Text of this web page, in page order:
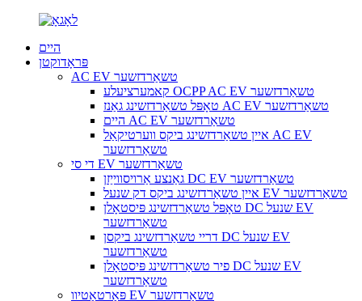
היים
פּראָדוקטן
AC EV טשאַרדזשער
קאמערציעלע OCPP AC EV טשאַרדזשער
טאָפּל טשאַרדזשינג גאַנז AC EV טשאַרדזשער
היים AC EV טשאַרדזשער
איין טשאַרדזשינג ביקס ווערטיקאַל AC EV
טשאַרדזשער
די סי EV טשאַרדזשער
גאַנצע אַרויסווייַזן DC EV טשאַרדזשער
איין טשאַרדזשינג ביקס דק שנעל EV טשאַרדזשער
טאָפּל טשאַרדזשינג פּיסטאָלן DC שנעל EV
טשאַרדזשער
דריי טשאַרדזשינג ביקסן DC שנעל EV
טשאַרדזשער
פיר טשאַרדזשינג פּיסטאָלן DC שנעל EV
טשאַרדזשער
פּאָרטאַטיוו EV טשאַרדזשער